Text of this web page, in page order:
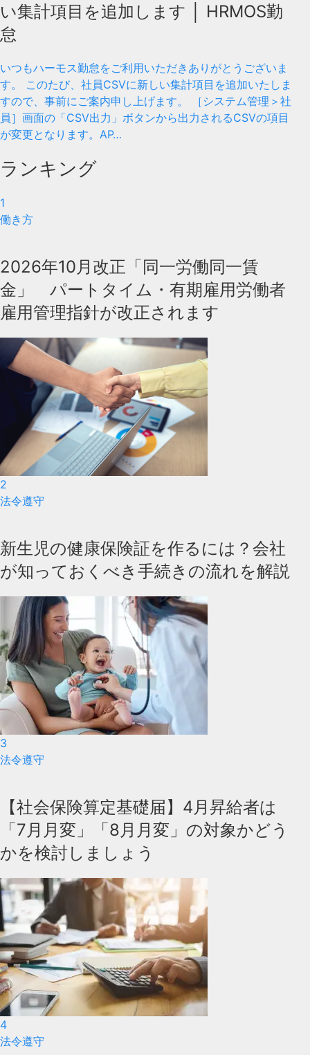
い集計項目を追加します │ HRMOS勤
怠
いつもハーモス勤怠をご利用いただきありがとうございま
す。 このたび、社員CSVに新しい集計項目を追加いたしま
すので、事前にご案内申し上げます。 ［システム管理＞社
員］画面の「CSV出力」ボタンから出力されるCSVの項目
が変更となります。AP…
ランキング
1
働き方
2026年10月改正「同一労働同一賃
金」 パートタイム・有期雇用労働者
雇用管理指針が改正されます
2
法令遵守
新生児の健康保険証を作るには？会社
が知っておくべき手続きの流れを解説
3
法令遵守
【社会保険算定基礎届】4月昇給者は
「7月月変」「8月月変」の対象かどう
かを検討しましょう
4
法令遵守